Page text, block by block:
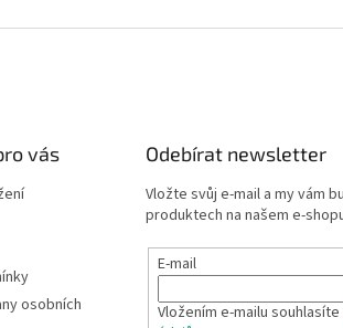
vás
osobních
Odebírat newsletter
Vložte svůj e-mail a my vám
produktech na našem e-
E-mail
Vložením e-mailu